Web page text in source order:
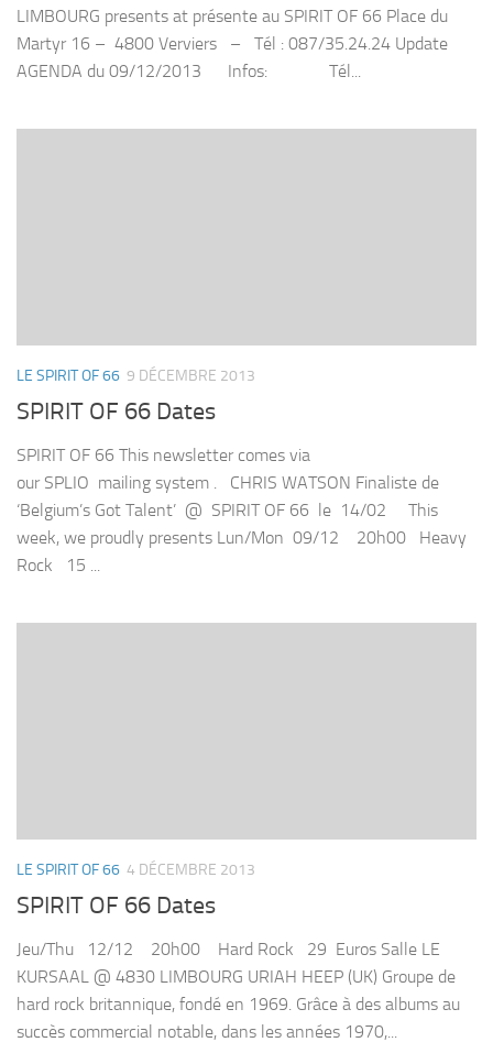
LIMBOURG presents at présente au SPIRIT OF 66 Place du
Martyr 16 – 4800 Verviers – Tél : 087/35.24.24 Update
AGENDA du 09/12/2013 Infos: Tél...
LE SPIRIT OF 66 9 DÉCEMBRE 2013
SPIRIT OF 66 Dates
SPIRIT OF 66 This newsletter comes via
our SPLIO mailing system . CHRIS WATSON Finaliste de
‘Belgium’s Got Talent’ @ SPIRIT OF 66 le 14/02 This
week, we proudly presents Lun/Mon 09/12 20h00 Heavy
Rock 15 ...
LE SPIRIT OF 66 4 DÉCEMBRE 2013
SPIRIT OF 66 Dates
Jeu/Thu 12/12 20h00 Hard Rock 29 Euros Salle LE
KURSAAL @ 4830 LIMBOURG URIAH HEEP (UK) Groupe de
hard rock britannique, fondé en 1969. Grâce à des albums au
succès commercial notable, dans les années 1970,...